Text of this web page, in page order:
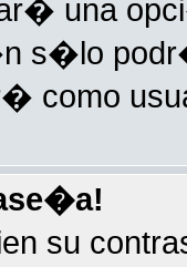
una
s�lo
como
su